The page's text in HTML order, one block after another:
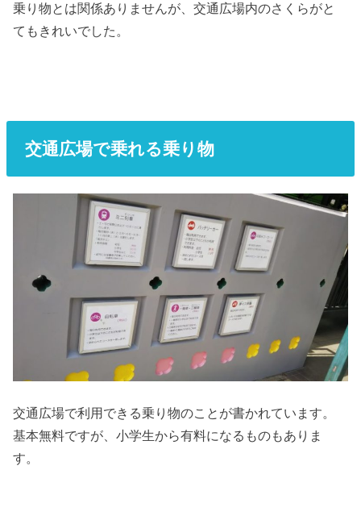
乗り物とは関係ありませんが、交通広場内のさくらがと
てもきれいでした。
交通広場で乗れる乗り物
交通広場で利用できる乗り物のことが書かれています。
基本無料ですが、小学生から有料になるものもありま
す。